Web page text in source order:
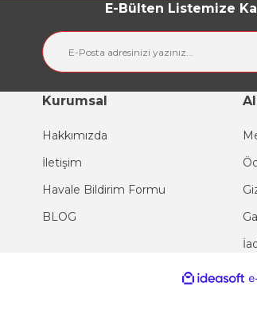
E-Bülten Listemize
Kurumsal
Hakkımızda
İletişim
Havale Bildirim Formu
BLOG